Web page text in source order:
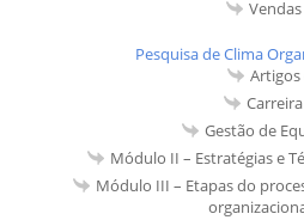
Vendas
Pesquisa de Clima
Artigos
Carreira
Gestão de
Módulo II – Estratégias e
Módulo III – Etapas do